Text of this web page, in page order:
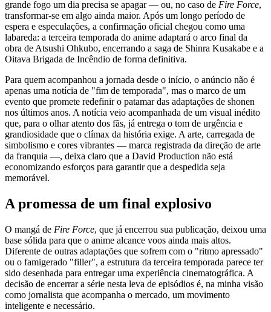
grande fogo um dia precisa se apagar — ou, no caso de Fire Force,
transformar-se em algo ainda maior. Após um longo período de
espera e especulações, a confirmação oficial chegou como uma
labareda: a terceira temporada do anime adaptará o arco final da
obra de Atsushi Ohkubo, encerrando a saga de Shinra Kusakabe e a
Oitava Brigada de Incêndio de forma definitiva.
Para quem acompanhou a jornada desde o início, o anúncio não é
apenas uma notícia de "fim de temporada", mas o marco de um
evento que promete redefinir o patamar das adaptações de shonen
nos últimos anos. A notícia veio acompanhada de um visual inédito
que, para o olhar atento dos fãs, já entrega o tom de urgência e
grandiosidade que o clímax da história exige. A arte, carregada de
simbolismo e cores vibrantes — marca registrada da direção de arte
da franquia —, deixa claro que a David Production não está
economizando esforços para garantir que a despedida seja
memorável.
A promessa de um final explosivo
O mangá de Fire Force, que já encerrou sua publicação, deixou uma
base sólida para que o anime alcance voos ainda mais altos.
Diferente de outras adaptações que sofrem com o "ritmo apressado"
ou o famigerado "filler", a estrutura da terceira temporada parece ter
sido desenhada para entregar uma experiência cinematográfica. A
decisão de encerrar a série nesta leva de episódios é, na minha visão
como jornalista que acompanha o mercado, um movimento
inteligente e necessário.